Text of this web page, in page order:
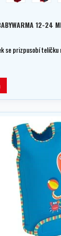
12-24
se prizpusobí